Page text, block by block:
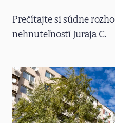
Prečítajte si súdne
nehnuteľností Juraja C.